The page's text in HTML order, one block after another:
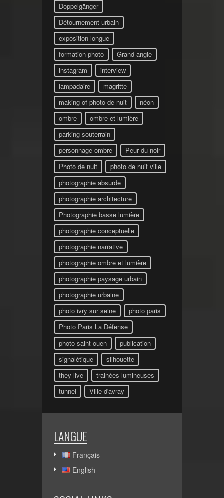
Doppelgänger
Détournement urbain
exposition longue
formation photo
Grand angle
instagram
interview
lampadaire
magritte
making of photo de nuit
néon
ombre
ombre et lumière
parking souterrain
personnage ombre
Peur du noir
Photo de nuit
photo de nuit ville
photographie absurde
photographie architecture
Photographie basse lumière
photographie conceptuelle
photographie narrative
photographie ombre et lumière
photographie paysage urbain
photographie urbaine
photo ivry sur seine
photo paris
Photo Paris La Défense
photo saint-ouen
publication
signalétique
silhouette
they live
trainées lumineuses
tunnel
Ville d'avray
LANGUE
Français
English